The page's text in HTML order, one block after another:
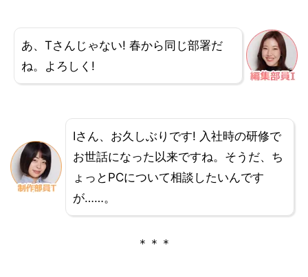
あ、Tさんじゃない! 春から同じ部署だ
ね。よろしく!
Iさん、お久しぶりです! 入社時の研修で
お世話になった以来ですね。そうだ、ち
ょっとPCについて相談したいんです
が……。
＊＊＊